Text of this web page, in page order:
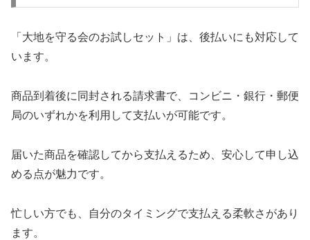
「大地を守る会のお試しセット」は、後払いにも対応して
います。
商品到着後に同封される請求書で、コンビニ・銀行・郵便
局のいずれかを利用して支払いが可能です。
届いた商品を確認してから支払えるため、安心して申し込
める点が魅力です。
忙しい方でも、自分のタイミングで支払える柔軟さがあり
ます。